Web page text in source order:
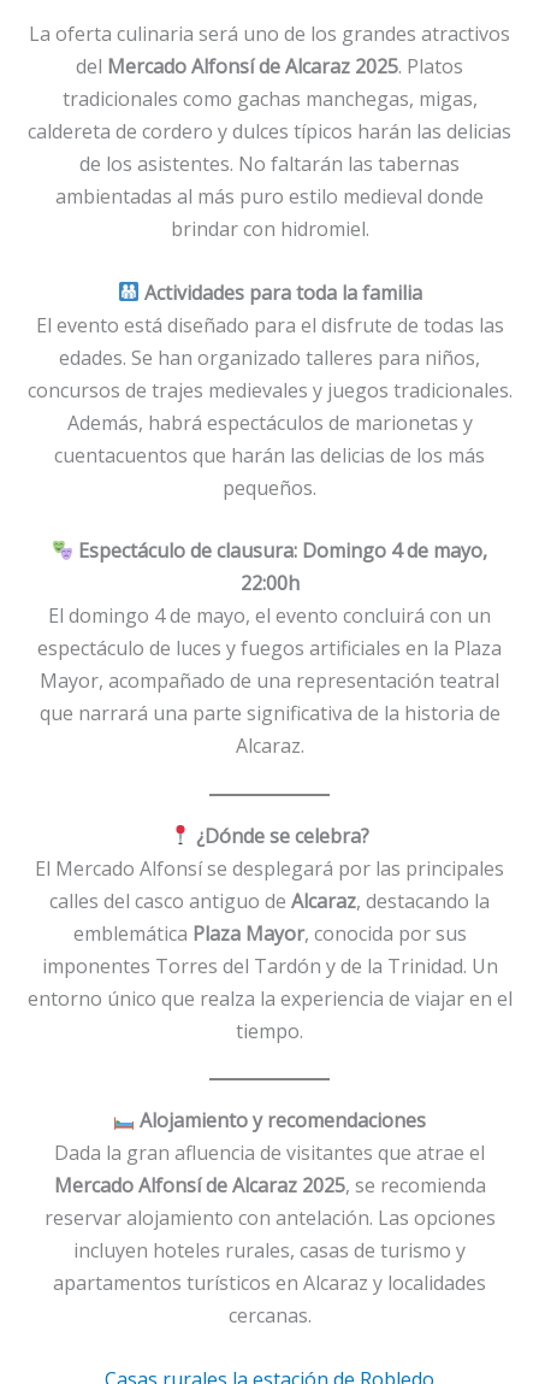
La oferta culinaria será uno de los grandes atractivos
del Mercado Alfonsí de Alcaraz 2025. Platos
tradicionales como gachas manchegas, migas,
caldereta de cordero y dulces típicos harán las delicias
de los asistentes. No faltarán las tabernas
ambientadas al más puro estilo medieval donde
brindar con hidromiel.
Actividades para toda la familia
El evento está diseñado para el disfrute de todas las
edades. Se han organizado talleres para niños,
concursos de trajes medievales y juegos tradicionales.
Además, habrá espectáculos de marionetas y
cuentacuentos que harán las delicias de los más
pequeños.
Espectáculo de clausura: Domingo 4 de mayo,
22:00h
El domingo 4 de mayo, el evento concluirá con un
espectáculo de luces y fuegos artificiales en la Plaza
Mayor, acompañado de una representación teatral
que narrará una parte significativa de la historia de
Alcaraz.
¿Dónde se celebra?
El Mercado Alfonsí se desplegará por las principales
calles del casco antiguo de Alcaraz, destacando la
emblemática Plaza Mayor, conocida por sus
imponentes Torres del Tardón y de la Trinidad. Un
entorno único que realza la experiencia de viajar en el
tiempo.
Alojamiento y recomendaciones
Dada la gran afluencia de visitantes que atrae el
Mercado Alfonsí de Alcaraz 2025, se recomienda
reservar alojamiento con antelación. Las opciones
incluyen hoteles rurales, casas de turismo y
apartamentos turísticos en Alcaraz y localidades
cercanas.